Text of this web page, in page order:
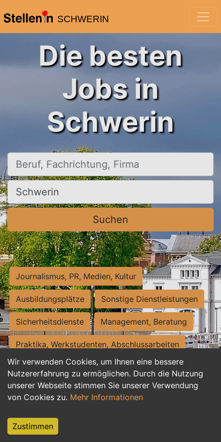
SCHWERIN
Wir verwenden Cookies, um Ihnen eine bessere
Nutzererfahrung zu ermöglichen. Durch die Nutzung
unserer Webseite stimmen Sie unserer Verwendung
von Cookies zu. Mehr Informationen
Zustimmen
Die besten
Jobs in
Schwerin
Beruf, Fachrichtung, Firma
Ort, Stadt
Suchen
Journalismus, PR, Medien, Kultur
Ausbildungsplätze Sonstige Dienstleistungen
Sicherheitsdienste Management, Beratung
Praktika, Werkstudenten, Abschlussarbeiten
Personalwesen Assistenz, Sekretariat
Hilfskräfte, Aushilfs- und Nebenjobs
Weiterbildung, Studium, duale Ausbildung